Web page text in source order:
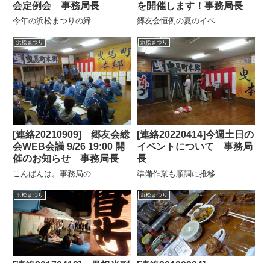
会定例会 事務局長
今年の浜松まつりの締...
を開催します！事務局長
郷友会恒例の夏のイベ...
浜松まつり
[連絡20210909] 郷友会総
会WEB会議 9/26 19:00 開
催のお知らせ 事務局長
こんばんは。事務局の...
浜松まつり
[連絡20220414]今週土日の
イベントについて 事務局
長
準備作業も順調に推移...
浜松まつり 浜松まつり